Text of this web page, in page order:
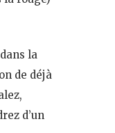
la
de déjà
d’un